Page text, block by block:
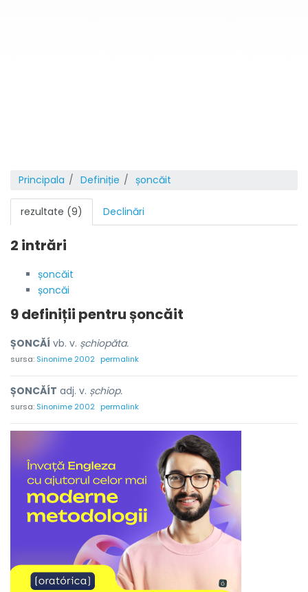
Principala Definiție șoncăit
rezultate (9) Declinări
2 intrări
șoncăit
șoncăi
9 definiții pentrușoncăit
ȘONCĂÍ vb. v. șchiopăta.
sursa: Sinonime 2002 permalink
ȘONCĂÍT adj. v. șchiop.
sursa: Sinonime 2002 permalink